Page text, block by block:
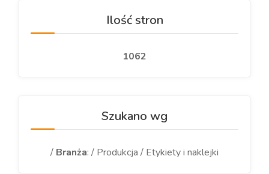
Ilość stron
1062
Szukano wg
/ Branża: / Produkcja / Etykiety i naklejki